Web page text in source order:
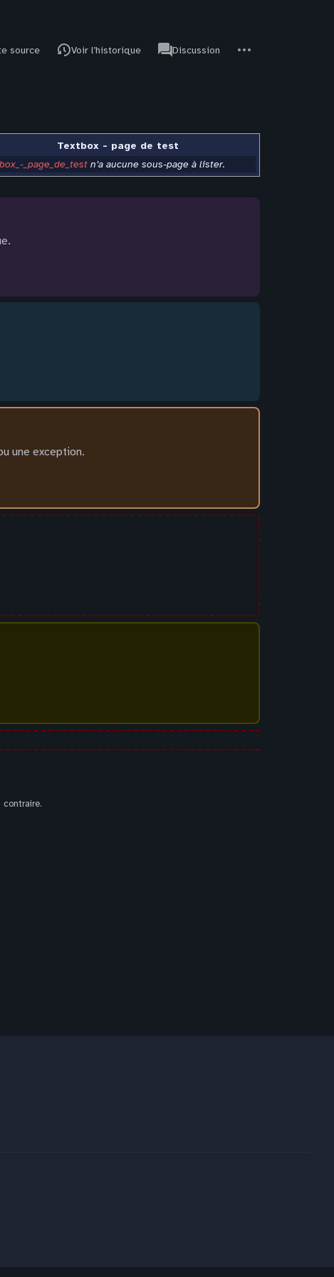
source Voir l’historique
associated-
pages
JdRDiscussion
actions
Textbox - page de test
_page_de_test n’a aucune sous-page à lister.
une exception.
contraire.